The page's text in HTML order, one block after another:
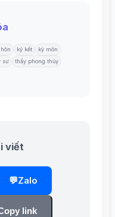
ký kết
kỳ môn
sư
thầy phong thủy
viết
💬Zalo
link